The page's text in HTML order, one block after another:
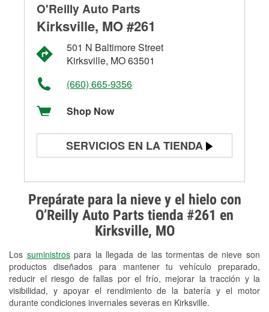
Prepárate para la nieve y el hielo con
O’Reilly Auto Parts tienda #261 en
Kirksville, MO
Los suministrospara la llegada de las tormentas de nieve son
productos diseñados para mantener tu vehículo preparado,
reducir el riesgo de fallas por el frío, mejorar la tracción y la
visibilidad, y apoyar el rendimiento de la batería y el motor
durante condiciones invernales severas en Kirksville.
O'Reilly Auto Parts
Kirksville, MO #261
501 N Baltimore Street
Kirksville, MO 63501
(660) 665-9356
Shop Now
SERVICIOS EN LA TIENDA
Prueba de alternadores y
arrancadores
Revisión de la luz "Check Engine"
Reciclaje de baterías y aceite
Instalación de bombillas de faros
Instalación de limpiaparabrisas